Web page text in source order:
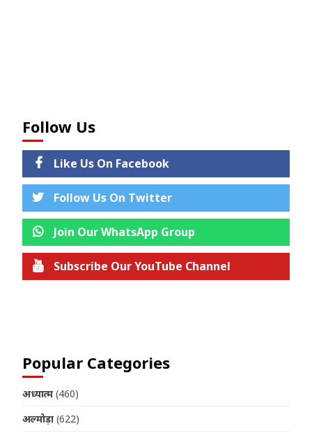
Follow Us
Like Us On Facebook
Follow Us On Twitter
Join Our WhatsApp Group
Subscribe Our YouTube Channel
Popular Categories
अध्यात्म (460)
अल्मोड़ा (622)